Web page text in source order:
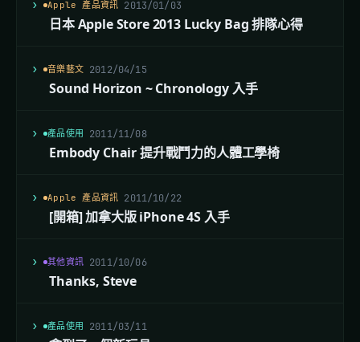
2013/01/03
Apple 產品資訊
日本 Apple Store 2013 Lucky Bag 排隊心得
2012/04/15
音樂藝文
Sound Horizon ~ Chronology 入手
2011/11/08
產品使用
Embody Chair 提升戰鬥力的人體工學椅
2011/10/22
Apple 產品資訊
[開箱] 加拿大版 iPhone 4S 入手
2011/10/06
其他資訊
Thanks, Steve
2011/03/11
產品使用